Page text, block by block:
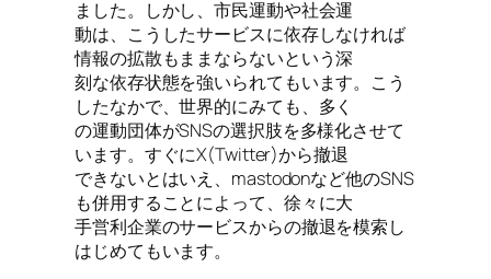
ました。しかし、市民運動や社会運
動は、こうしたサービスに依存しなければ
情報の拡散もままならないという深
刻な依存状態を強いられてもいます。こう
したなかで、世界的にみても、多く
の運動団体がSNSの選択肢を多様化させて
います。すぐにX(Twitter)から撤退
できないとはいえ、mastodonなど他のSNS
も併用することによって、徐々に大
手営利企業のサービスからの撤退を模索し
はじめてもいます。